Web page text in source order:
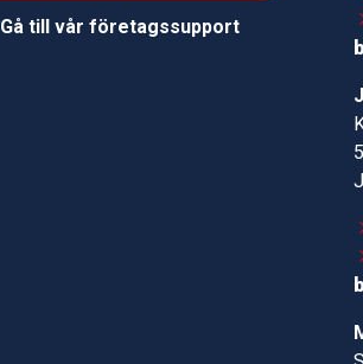
Gå till vår företagssupport